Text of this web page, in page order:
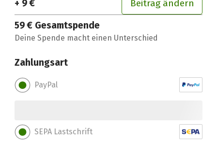
+ 9 € Beitrag ändern
59 € Gesamtspende
Deine Spende macht einen Unterschied
Zahlungsart
PayPal
SEPA Lastschrift